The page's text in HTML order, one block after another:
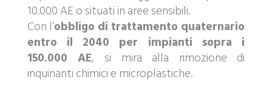
10.000 AE o situati in aree sensibili.
Con l’obbligo di trattamento quaternario
entro il 2040 per impianti sopra i
150.000 AE, si mira alla rimozione di
inquinanti chimici e microplastiche.